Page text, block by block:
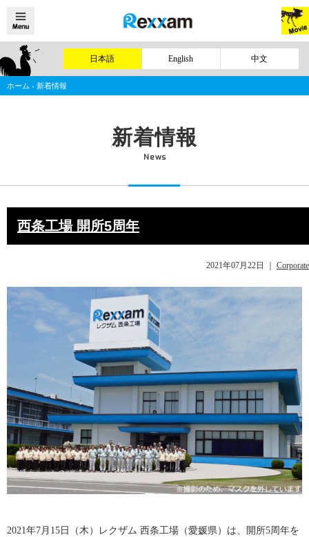
日本語 English 中文
ホーム › 新着情報
新着情報
News
西条工場 開所5周年
2021年07月22日 Corporate
2021年7月15日（木）レクザム 西条工場（愛媛県）は、開所5周年を